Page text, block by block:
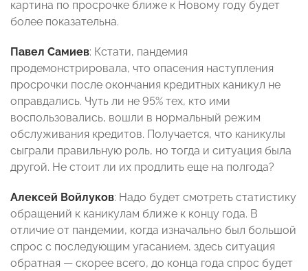
картина по просрочке ближе к Новому году будет
более показательна.
Павел Самиев: Кстати, пандемия
продемонстрировала, что опасения наступления
просрочки после окончания кредитных каникул не
оправдались. Чуть ли не 95% тех, кто ими
воспользовались, вошли в нормальный режим
обслуживания кредитов. Получается, что каникулы
сыграли правильную роль, но тогда и ситуация была
другой. Не стоит ли их продлить еще на полгода?
Алексей Войлуков: Надо будет смотреть статистику
обращений к каникулам ближе к концу года. В
отличие от пандемии, когда изначально был большой
спрос с последующим угасанием, здесь ситуация
обратная — скорее всего, до конца года спрос будет